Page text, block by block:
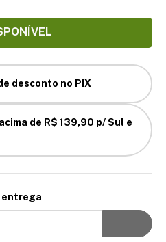
desconto no PIX
acima de R$ 139,90 p/ Sul e
entrega